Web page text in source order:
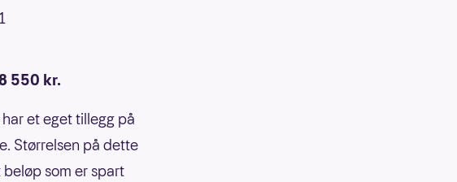
550 kr.
et eget tillegg på
Størrelsen på dette
som er spart